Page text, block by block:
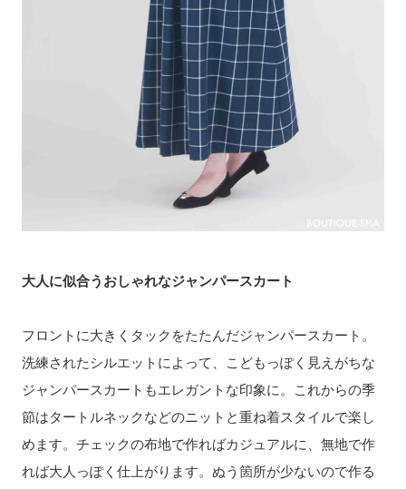
大人に似合うおしゃれなジャンパースカート
フロントに大きくタックをたたんだジャンパースカート。
洗練されたシルエットによって、こどもっぽく見えがちな
ジャンパースカートもエレガントな印象に。これからの季
節はタートルネックなどのニットと重ね着スタイルで楽し
めます。チェックの布地で作ればカジュアルに、無地で作
れば大人っぽく仕上がります。ぬう箇所が少ないので作る